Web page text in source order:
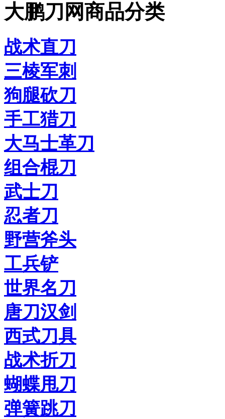
大鹏刀网商品分类
战术直刀
三棱军刺
狗腿砍刀
手工猎刀
大马士革刀
组合棍刀
武士刀
忍者刀
野营斧头
工兵铲
世界名刀
唐刀汉剑
西式刀具
战术折刀
蝴蝶甩刀
弹簧跳刀